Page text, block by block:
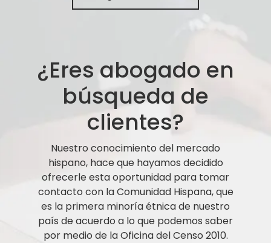
¿Eres abogado en
búsqueda de
clientes?
Nuestro conocimiento del mercado
hispano, hace que hayamos decidido
ofrecerle esta oportunidad para tomar
contacto con la Comunidad Hispana, que
es la primera minoría étnica de nuestro
país de acuerdo a lo que podemos saber
por medio de la Oficina del Censo 2010.